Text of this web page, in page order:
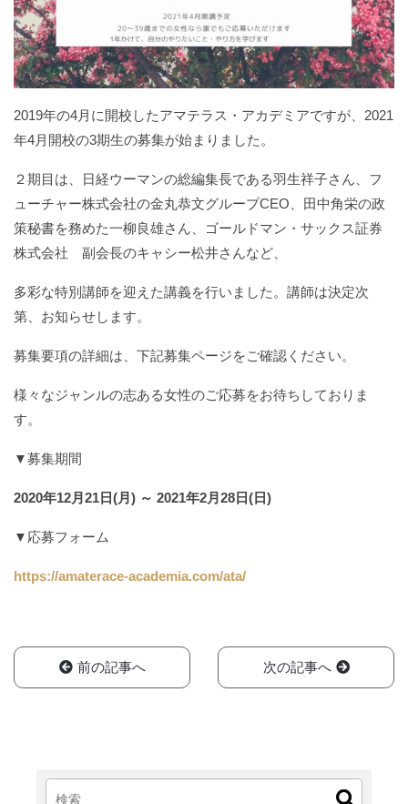
2019年の4月に開校したアマテラス・アカデミアですが、2021
年4月開校の3期生の募集が始まりました。
２期目は、日経ウーマンの総編集長である羽生祥子さん、フ
ューチャー株式会社の金丸恭文グループCEO、田中角栄の政
策秘書を務めた一柳良雄さん、ゴールドマン・サックス証券
株式会社 副会長のキャシー松井さんなど、
多彩な特別講師を迎えた講義を行いました。講師は決定次
第、お知らせします。
募集要項の詳細は、下記募集ページをご確認ください。
様々なジャンルの志ある女性のご応募をお待ちしておりま
す。
▼募集期間
2020年12月21日(月) ～ 2021年2月28日(日)
▼応募フォーム
https://amaterace-academia.com/ata/
前の記事へ 次の記事へ